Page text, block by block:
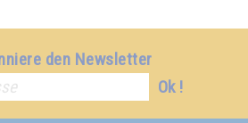
den Newsletter
Ok !